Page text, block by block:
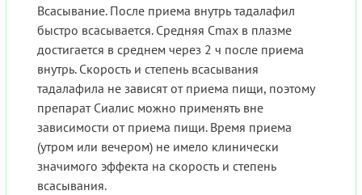
Всасывание. После приема внутрь тадалафил
быстро всасывается. Средняя Cmax в плазме
достигается в среднем через 2 ч после приема
внутрь. Скорость и степень всасывания
тадалафила не зависят от приема пищи, поэтому
препарат Сиалис можно применять вне
зависимости от приема пищи. Время приема
(утром или вечером) не имело клинически
значимого эффекта на скорость и степень
всасывания.